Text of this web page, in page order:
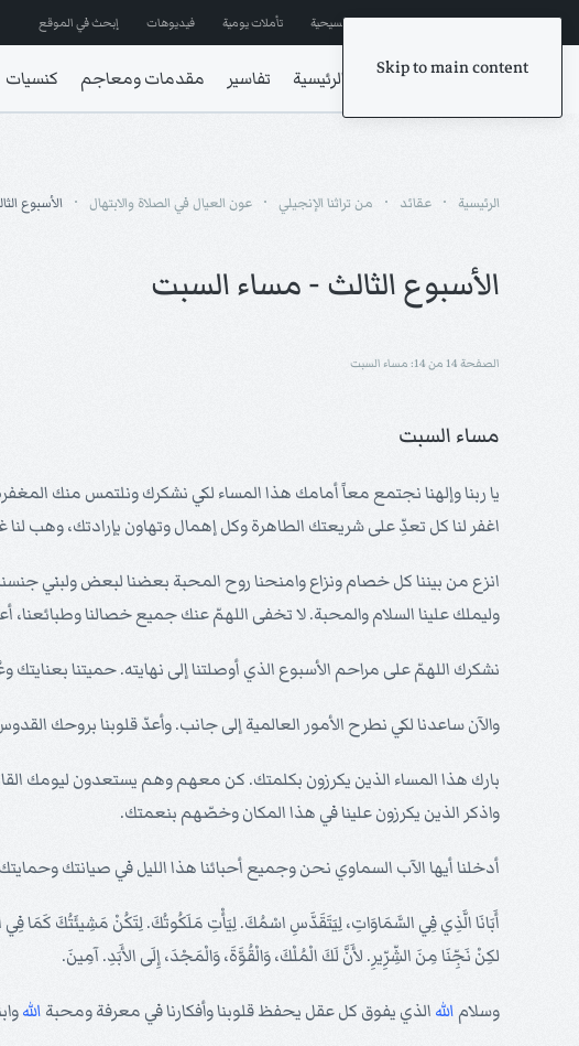
Skip to main content
إشترك في المراسلات ترانيم مسيحية تأملات يومية فيديوهات إبحث في الموقع
الرئيسية تفاسير مقدمات ومعاجم كنسيات
الرئيسية عقائد من تراثنا الإنجيلي عون العيال في الصلاة والابتهال الأسبوع
الأسبوع الثالث - مساء السبت
الصفحة 14 من 14: مساء السبت
مساء السبت
يا ربنا وإلهنا نجتمع معاً أمامك هذا المساء لكي نشكرك ونلتمس منك
اغفر لنا كل تعدِّ على شريعتك الطاهرة وكل إهمال وتهاون بإرادتك، وهب لنا
انزع من بيننا كل خصام ونزاع وامنحنا روح المحبة بعضنا لبعض ولبني
وليملك علينا السلام والمحبة. لا تخفى اللهمّ عنك جميع خصالنا وطبائعنا،
نشكرك اللهمّ على مراحم الأسبوع الذي أوصلتنا إلى نهايته. حميتنا
والآن ساعدنا لكي نطرح الأمور العالمية إلى جانب. وأعدّ قلوبنا بروحك
بارك هذا المساء الذين يكرزون بكلمتك. كن معهم وهم يستعدون ليومك
واذكر الذين يكرزون علينا في هذا المكان وخصّهم بنعمتك.
أدخلنا أيها الآب السماوي نحن وجميع أحبائنا هذا الليل في صيانتك
أَبَانَا الَّذِي فِي السَّمَاوَاتِ، لِيَتَقَدَّسِ اسْمُكَ. لِيَأْتِ مَلَكُوتُكَ. لِتَكُنْ مَشِيئَتُكَ كَمَا فِي
لكِنْ نَجِّنَا مِنَ الشِّرِّيرِ. لأَنَّ لَكَ الْمُلْكَ، وَالْقُوَّةَ، وَالْمَجْدَ، إِلَى الأَبَدِ. آمِينَ.
وسلام الله الذي يفوق كل عقل يحفظ قلوبنا وأفكارنا في معرفة ومحبة الله